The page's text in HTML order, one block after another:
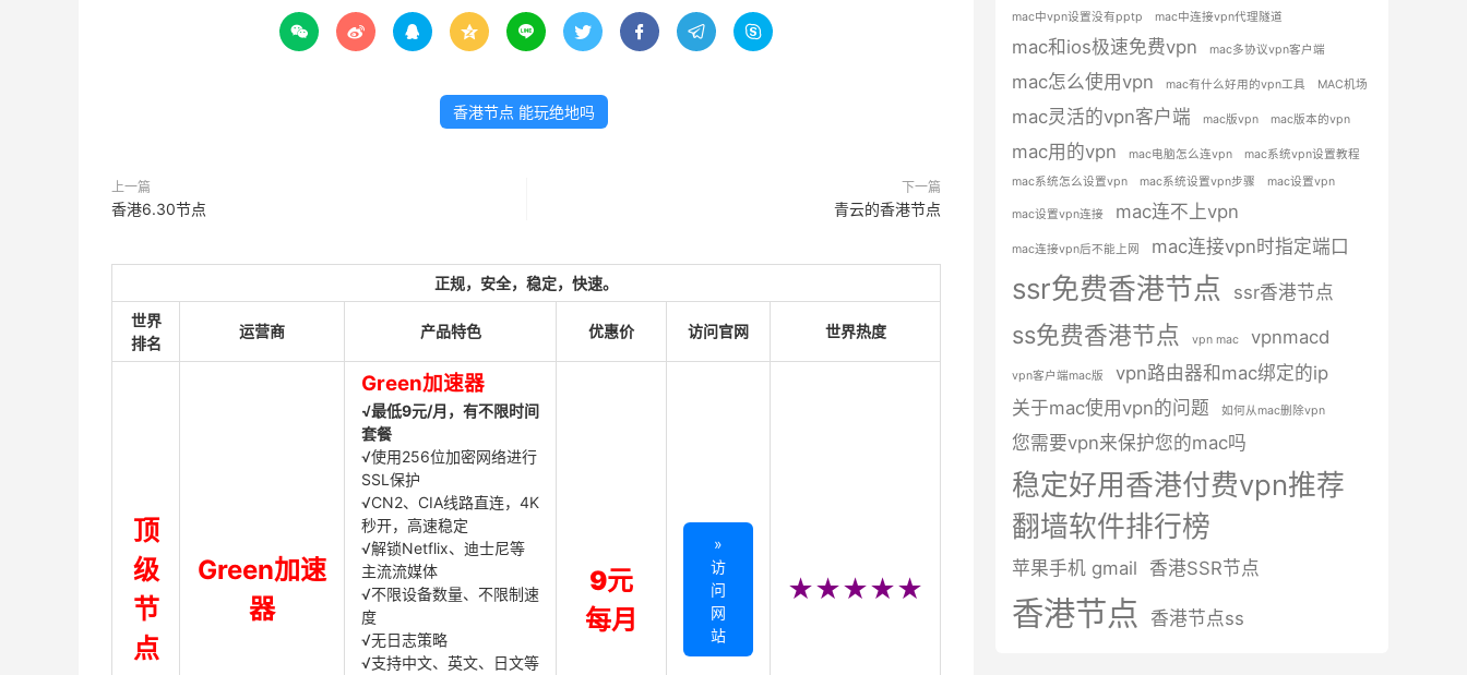
        
香港节点 能玩绝地吗
上一篇
香港6.30节点
下一篇
青云的香港节点
正规，安全，稳定，快速。
世界
排名
运营商 产品特色 优惠价 访问官网 世界热度
顶
级
节
点
Green加速
器
Green加速器
√最低9元/月，有不限时间
套餐
√使用256位加密网络进行
SSL保护
√CN2、CIA线路直连，4K
秒开，高速稳定
√解锁Netflix、迪士尼等
主流流媒体
√不限设备数量、不限制速
度
√无日志策略
√支持中文、英文、日文等
9元
每月
»
访
问
网
站
★★★★★
mac中vpn设置没有pptp
mac中连接vpn代理隧道
mac和ios极速免费vpn mac多协议vpn客户端
mac怎么使用vpn mac有什么好用的vpn工具 MAC机场
mac灵活的vpn客户端 mac版vpn mac版本的vpn
mac用的vpn mac电脑怎么连vpn
mac系统vpn设置教程
mac系统怎么设置vpn
mac系统设置vpn步骤 mac设置vpn
mac设置vpn连接 mac连不上vpn
mac连接vpn后不能上网 mac连接vpn时指定端口
ssr免费香港节点 ssr香港节点
ss免费香港节点 vpn mac vpnmacd
vpn客户端mac版
vpn路由器和mac绑定的ip
关于mac使用vpn的问题
如何从mac删除vpn
您需要vpn来保护您的mac吗
稳定好用香港付费vpn推荐
翻墙软件排行榜
苹果手机 gmail 香港SSR节点
香港节点 香港节点ss